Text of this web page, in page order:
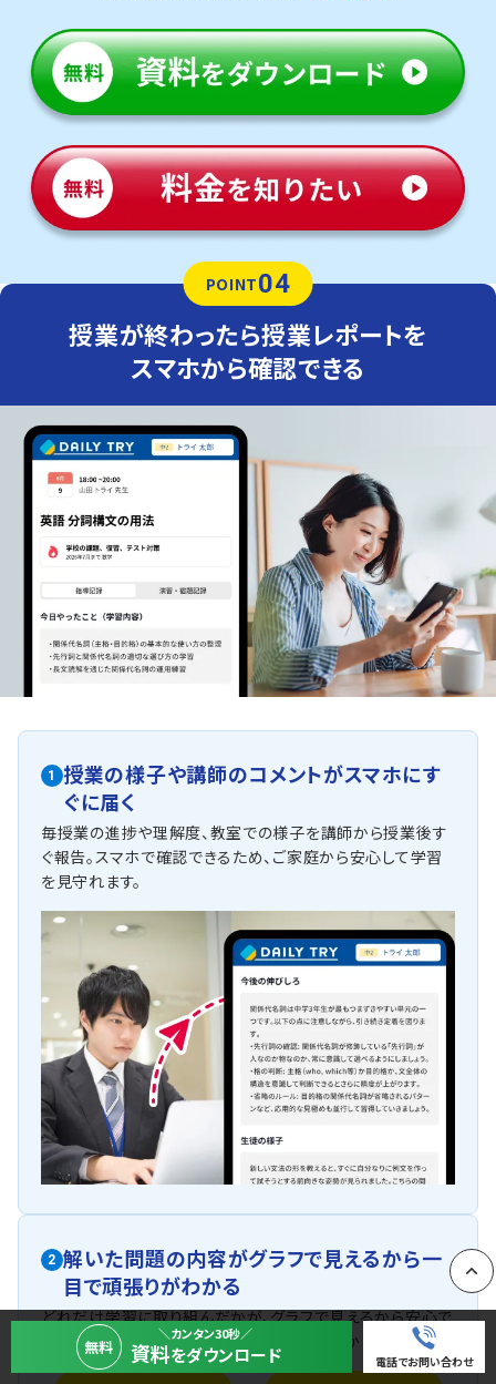
POINT04
授業が終わったら授業レポートを
スマホから確認できる
1
授業の様子や講師のコメントがスマホにす
ぐに届く
毎授業の進捗や理解度、教室での様子を講師から授業後す
ぐ報告。スマホで確認できるため、ご家庭から安心して学習
を見守れます。
2 解いた問題の内容がグラフで見えるから一
目で頑張りがわかる
どれだけ学習に取り組んだかが、グラフで見えるから安心で
す。お子さまの努力の積み重ねがひと目でわかります。
無料
＼カンタン30秒／
資料をダウンロード 電話でお問い合わせ